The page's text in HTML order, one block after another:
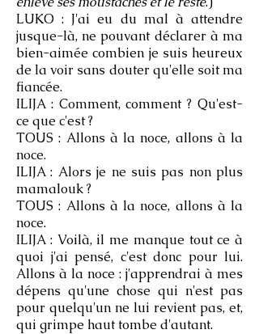
LUKO : J'ai eu du mal à attendre
jusque-là, ne pouvant déclarer à ma
bien-aimée combien je suis heureux
de la voir sans douter qu'elle soit ma
fiancée.
ILIJA : Comment, comment ? Qu'est-
ce que c'est ?
TOUS : Allons à la noce, allons à la
noce.
ILIJA : Alors je ne suis pas non plus
mamalouk ?
TOUS : Allons à la noce, allons à la
noce.
ILIJA : Voilà, il me manque tout ce à
quoi j'ai pensé, c'est donc pour lui.
Allons à la noce : j'apprendrai à mes
dépens qu'une chose qui n'est pas
pour quelqu'un ne lui revient pas, et,
qui grimpe haut tombe d'autant.